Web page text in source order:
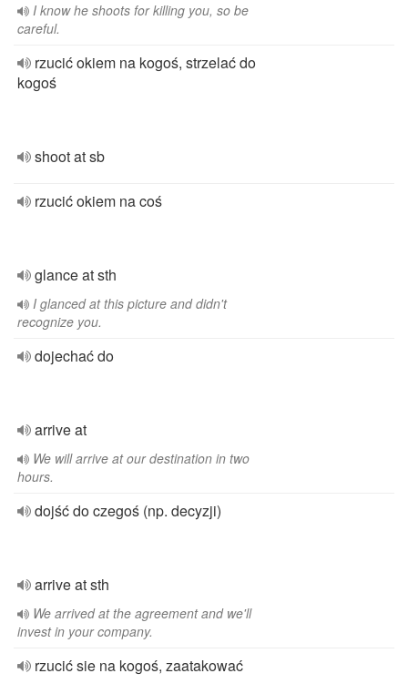
I know he shoots for killing you, so be
careful.
rzucić okiem na kogoś, strzelać do
kogoś
shoot at sb
rzucić okiem na coś
glance at sth
I glanced at this picture and didn't
recognize you.
dojechać do
arrive at
We will arrive at our destination in two
hours.
dojść do czegoś (np. decyzji)
arrive at sth
We arrived at the agreement and we'll
invest in your company.
rzucić sie na kogoś, zaatakować